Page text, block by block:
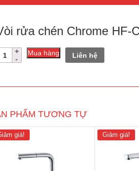
rửa chén Chrome HF-
Mua hàng Liên hệ
PHẨM TƯƠNG TỰ
giá! Giảm giá!